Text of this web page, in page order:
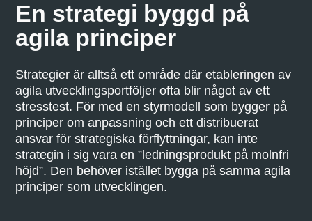
En strategi byggd på
agila principer
Strategier är alltså ett område där etableringen av
agila utvecklingsportföljer ofta blir något av ett
stresstest. För med en styrmodell som bygger på
principer om anpassning och ett distribuerat
ansvar för strategiska förflyttningar, kan inte
strategin i sig vara en ”ledningsprodukt på molnfri
höjd”. Den behöver istället bygga på samma agila
principer som utvecklingen.